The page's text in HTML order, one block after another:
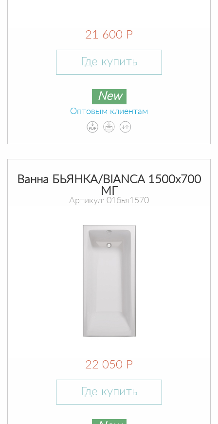
21 600 Р
Где купить
New
Оптовым клиентам
Ванна БЬЯНКА/BIANCA 1500х700
МГ
Артикул: 01бья1570
22 050 Р
Где купить